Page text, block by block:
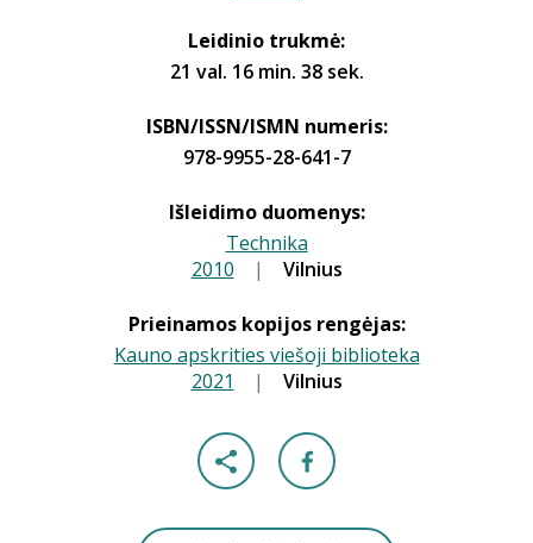
Leidinio trukmė:
21 val. 16 min. 38 sek.
ISBN/ISSN/ISMN numeris:
978-9955-28-641-7
Išleidimo duomenys:
Technika
2010 | Vilnius
Prieinamos kopijos rengėjas:
Kauno apskrities viešoji biblioteka
2021 | Vilnius